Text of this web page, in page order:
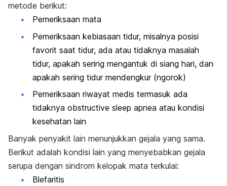
metode berikut:
Pemeriksaan mata
Pemeriksaan kebiasaan tidur, misalnya posisi
favorit saat tidur, ada atau tidaknya masalah
tidur, apakah sering mengantuk di siang hari, dan
apakah sering tidur mendengkur (ngorok)
Pemeriksaan riwayat medis termasuk ada
tidaknya obstructive sleep apnea atau kondisi
kesehatan lain
Banyak penyakit lain menunjukkan gejala yang sama.
Berikut adalah kondisi lain yang menyebabkan gejala
serupa dengan sindrom kelopak mata terkulai:
Blefaritis